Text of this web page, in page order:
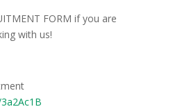
FORM if you are
with us!